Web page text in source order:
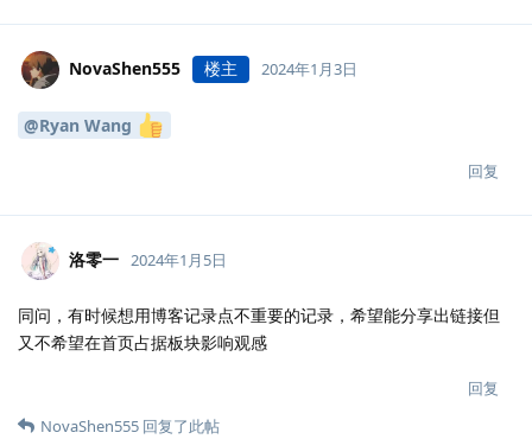
NovaShen555 楼主 2024年1月3日
@Ryan Wang
回复
洛零一 2024年1月5日
同问，有时候想用博客记录点不重要的记录，希望能分享出链接但
又不希望在首页占据板块影响观感
回复
NovaShen555 回复了此帖